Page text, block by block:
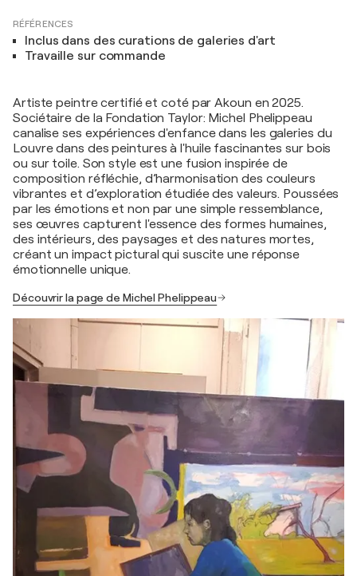
RÉFÉRENCES
Inclus dans des curations de galeries d'art
Travaille sur commande
Artiste peintre certifié et coté par Akoun en 2025.
Sociétaire de la Fondation Taylor: Michel Phelippeau
canalise ses expériences d'enfance dans les galeries du
Louvre dans des peintures à l'huile fascinantes sur bois
ou sur toile. Son style est une fusion inspirée de
composition réfléchie, d’harmonisation des couleurs
vibrantes et d’exploration étudiée des valeurs. Poussées
par les émotions et non par une simple ressemblance,
ses œuvres capturent l'essence des formes humaines,
des intérieurs, des paysages et des natures mortes,
créant un impact pictural qui suscite une réponse
émotionnelle unique.
Découvrir la page de Michel Phelippeau